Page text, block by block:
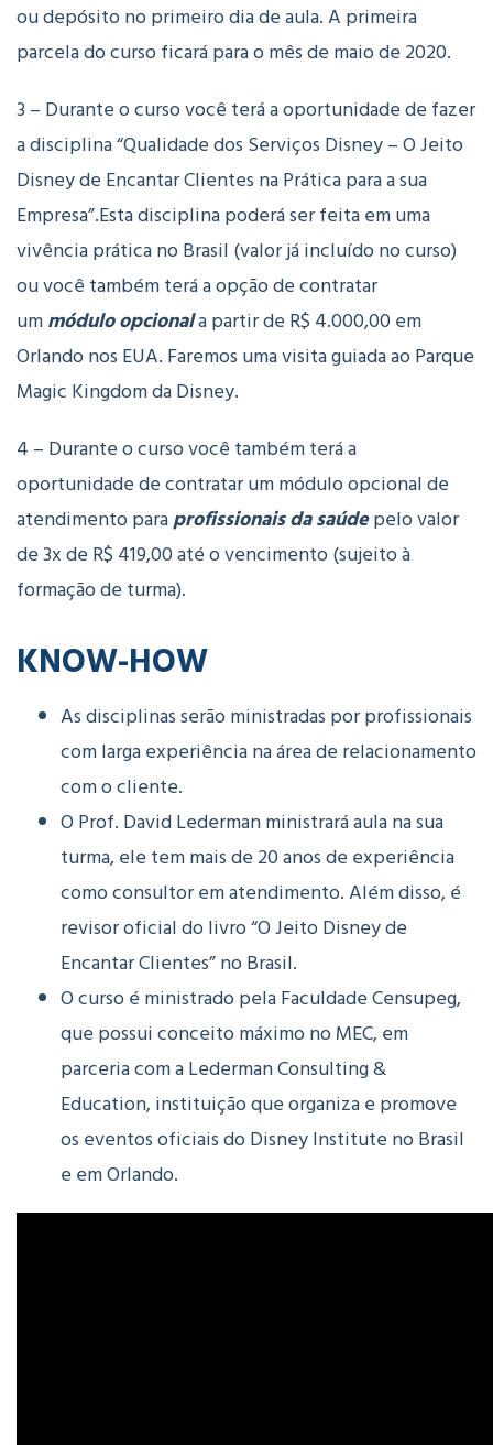
ou depósito no primeiro dia de aula. A primeira
parcela do curso ficará para o mês de maio de 2020.
3 – Durante o curso você terá a oportunidade de fazer
a disciplina “Qualidade dos Serviços Disney – O Jeito
Disney de Encantar Clientes na Prática para a sua
Empresa”.Esta disciplina poderá ser feita em uma
vivência prática no Brasil (valor já incluído no curso)
ou você também terá a opção de contratar
ummódulo opcionala partir de R$ 4.000,00 em
Orlando nos EUA. Faremos uma visita guiada ao Parque
Magic Kingdom da Disney.
4 – Durante o curso você também terá a
oportunidade de contratar um módulo opcional de
atendimento paraprofissionais da saúdepelo valor
de 3x de R$ 419,00 até o vencimento (sujeito à
formação de turma).
KNOW-HOW
As disciplinas serão ministradas por profissionais
com larga experiência na área de relacionamento
com o cliente.
O Prof. David Lederman ministrará aula na sua
turma, ele tem mais de 20 anos de experiência
como consultor em atendimento. Além disso, é
revisor oficial do livro “O Jeito Disney de
Encantar Clientes” no Brasil.
O curso é ministrado pela Faculdade Censupeg,
que possui conceito máximo no MEC, em
parceria com a Lederman Consulting &
Education, instituição que organiza e promove
os eventos oficiais do Disney Institute no Brasil
e em Orlando.